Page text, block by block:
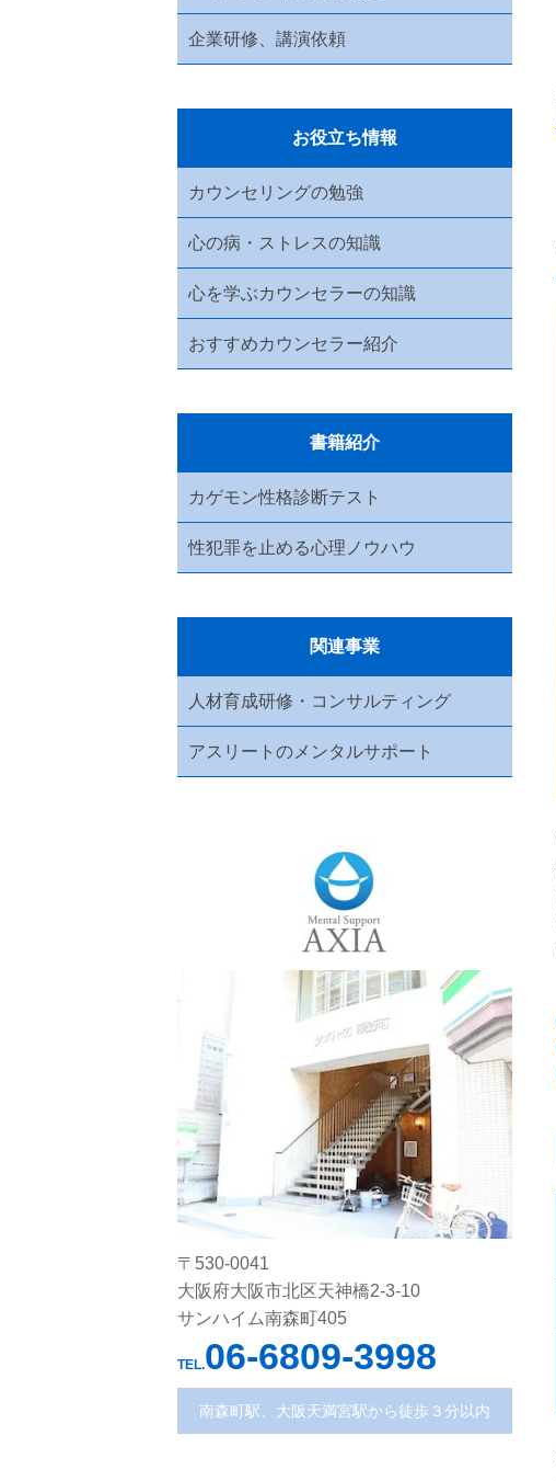
企業研修、講演依頼
お役立ち情報
カウンセリングの勉強
心の病・ストレスの知識
心を学ぶカウンセラーの知識
おすすめカウンセラー紹介
書籍紹介
カゲモン性格診断テスト
性犯罪を止める心理ノウハウ
関連事業
人材育成研修・コンサルティング
アスリートのメンタルサポート
〒530-0041
大阪府大阪市北区天神橋2-3-10
サンハイム南森町405
TEL.06-6809-3998
南森町駅、大阪天満宮駅から徒歩３分以内